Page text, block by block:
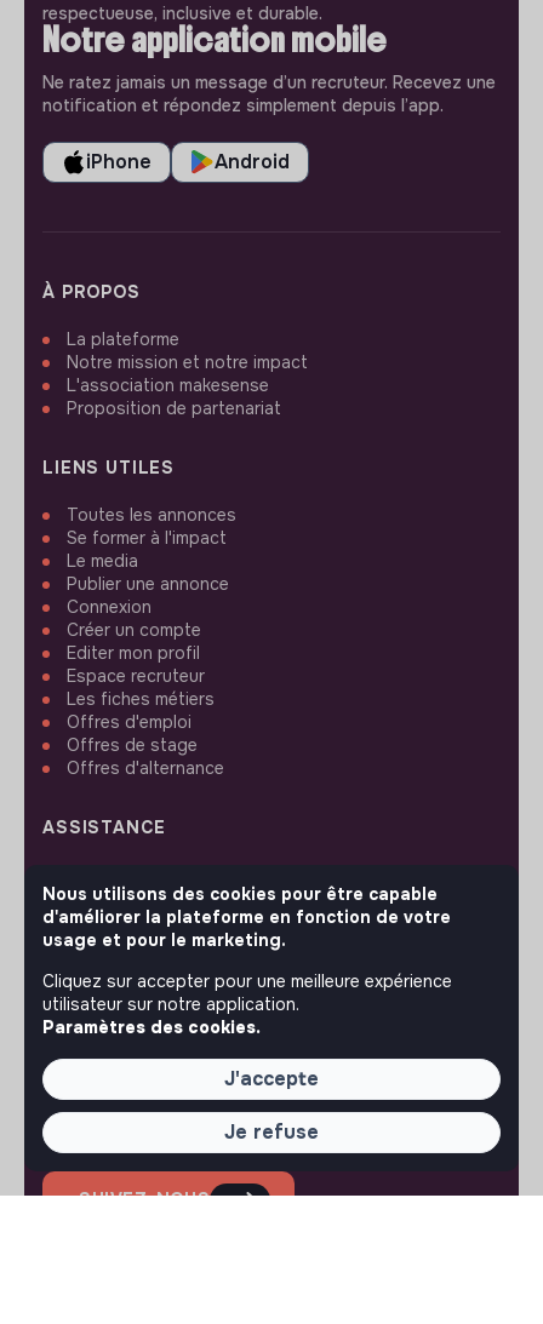
respectueuse, inclusive et durable.
Notre application mobile
Ne ratez jamais un message d’un recruteur. Recevez une
notification et répondez simplement depuis l’app.
iPhone Android
À PROPOS
La plateforme
Notre mission et notre impact
L'association makesense
Proposition de partenariat
LIENS UTILES
Toutes les annonces
Se former à l'impact
Le media
Publier une annonce
Connexion
Créer un compte
Editer mon profil
Espace recruteur
Les fiches métiers
Offres d'emploi
Offres de stage
Offres d'alternance
ASSISTANCE
FAQ
Conditions d'utilisation
RÉGLAGES
Langues ou régions
Paramètres des cookies
SUIVEZ-NOUS
Nous utilisons des cookies pour être capable
d'améliorer la plateforme en fonction de votre
usage et pour le marketing.
Cliquez sur accepter pour une meilleure expérience
utilisateur sur notre application.
Paramètres des cookies.
J'accepte
Je refuse